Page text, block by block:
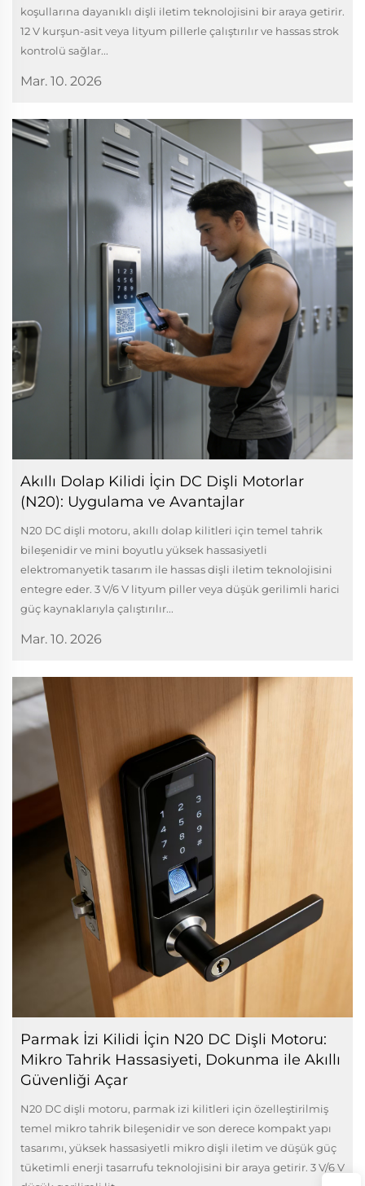
koşullarına dayanıklı dişli iletim teknolojisini bir araya getirir.
12 V kurşun-asit veya lityum pillerle çalıştırılır ve hassas strok
kontrolü sağlar...
Mar. 10. 2026
Akıllı Dolap Kilidi İçin DC Dişli Motorlar
(N20): Uygulama ve Avantajlar
N20 DC dişli motoru, akıllı dolap kilitleri için temel tahrik
bileşenidir ve mini boyutlu yüksek hassasiyetli
elektromanyetik tasarım ile hassas dişli iletim teknolojisini
entegre eder. 3 V/6 V lityum piller veya düşük gerilimli harici
güç kaynaklarıyla çalıştırılır...
Mar. 10. 2026
Parmak İzi Kilidi İçin N20 DC Dişli Motoru:
Mikro Tahrik Hassasiyeti, Dokunma ile Akıllı
Güvenliği Açar
N20 DC dişli motoru, parmak izi kilitleri için özelleştirilmiş
temel mikro tahrik bileşenidir ve son derece kompakt yapı
tasarımı, yüksek hassasiyetli mikro dişli iletim ve düşük güç
tüketimli enerji tasarrufu teknolojisini bir araya getirir. 3 V/6 V